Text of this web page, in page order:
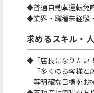
◆普通自動車運転免
◆業界・職種未経験
求めるスキル・
◆「店長になりたい
「多くのお客様と
等明確な目標をお